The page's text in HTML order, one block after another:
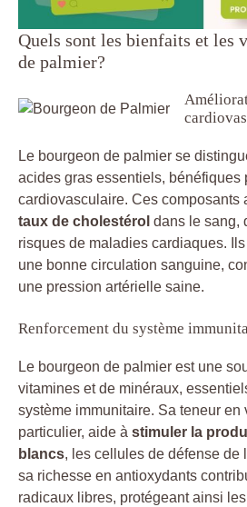
Quels sont les bienfaits et les
de palmier?
Le bourgeon de palmier se
acides gras essentiels, bénéfiques
cardiovasculaire. Ces composants
taux de cholestérol dans le sang,
risques de maladies cardiaques.
une bonne circulation sanguine,
une pression artérielle saine.
Renforcement du système
Le bourgeon de palmier est une
vitamines et de minéraux,
système immunitaire. Sa teneur en
particulier, aide à stimuler la
blancs, les cellules de défense de
sa richesse en antioxydants
radicaux libres, protégeant ainsi